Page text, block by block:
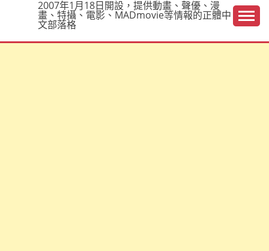
2007年1月18日開設，提供動畫、聲優、漫
畫、特攝、電影、MADmovie等情報的正體中
文部落格